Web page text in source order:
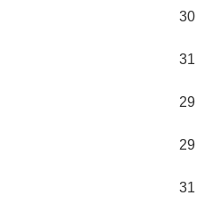
30
31
29
29
31